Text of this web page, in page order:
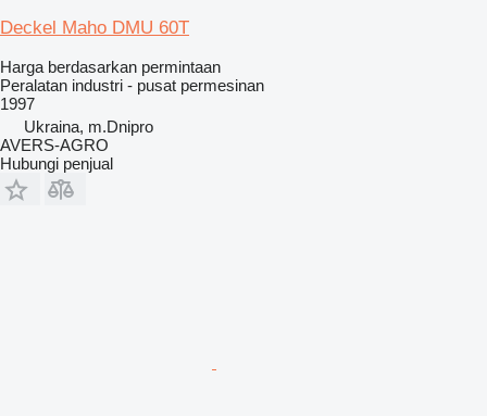
Deckel Maho DMU 60T
Harga berdasarkan permintaan
Peralatan industri - pusat permesinan
1997
Ukraina, m.Dnipro
AVERS-AGRO
Hubungi penjual